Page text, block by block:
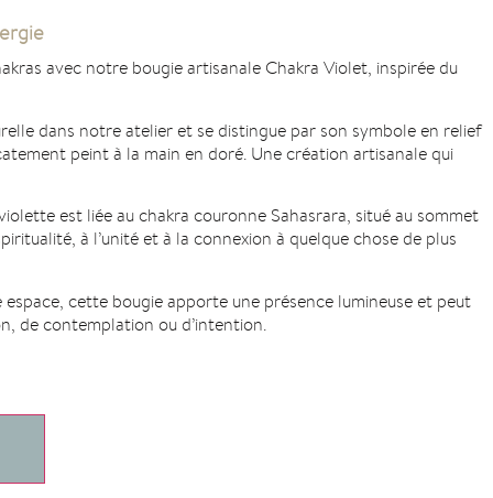
avec notre bougie artisanale Chakra Violet, inspirée du
dans notre atelier et se distingue par son symbole en relief
peint à la main en doré. Une création artisanale qui
est liée au chakra couronne Sahasrara, situé au sommet
à l’unité et à la connexion à quelque chose de plus
cette bougie apporte une présence lumineuse et peut
de contemplation ou d’intention.